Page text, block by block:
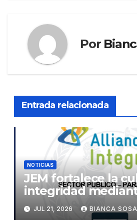
Por
Entrada relacionada
NOTICIAS
JEM fortalece la
integridad
implementación de
herramienta de
JUL 21, 2026 BIANCA SOSA